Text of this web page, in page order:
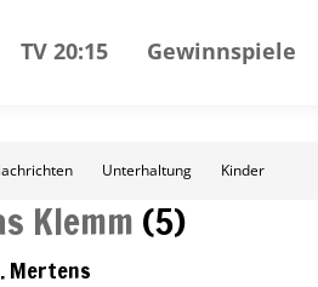
TV 20:15 Gewinnspiele
Unterhaltung Kinder
Klemm (5)
Mertens